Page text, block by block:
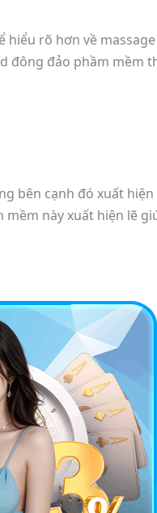
rõ hơn về
đông đảo phầm mềm
bên cạnh đó xuất
này xuất hiện lẽ